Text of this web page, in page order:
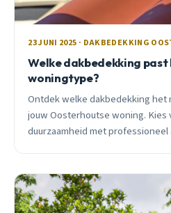
23 JUNI 2025 · DAKBEDEKKING
Welke dakbedekking past
woningtype?
Ontdek welke dakbedekking het
jouw Oosterhoutse woning. Kies
duurzaamheid met professioneel